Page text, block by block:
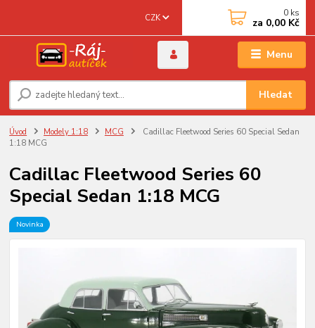
Menu
CZK
Hledat
0 ks
za 0,00 Kč
Úvod Modely 1:18 MCG
Cadillac Fleetwood Series 60 Special Sedan
1:18 MCG
Cadillac Fleetwood Series 60
Special Sedan 1:18 MCG
Novinka